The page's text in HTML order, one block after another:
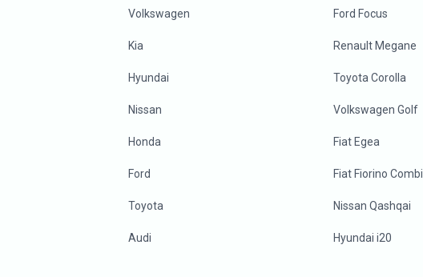
Volkswagen
Kia
Hyundai
Nissan
Honda
Ford
Toyota
Audi
Ford Focus
Renault Megane
Toyota Corolla
Volkswagen Golf
Fiat Egea
Fiat Fiorino Combi
Nissan Qashqai
Hyundai i20